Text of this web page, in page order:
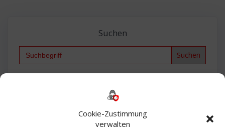
Cookie-Zustimmung
verwalten
Suchen
Search
Bautagebuch
Exchange firewall Fritzbox
Microsoft